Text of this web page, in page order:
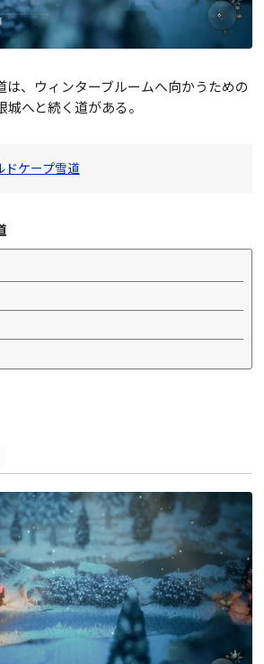
は、ウィンターブルームへ向かうための
へと続く道がある。
ドケープ雪道